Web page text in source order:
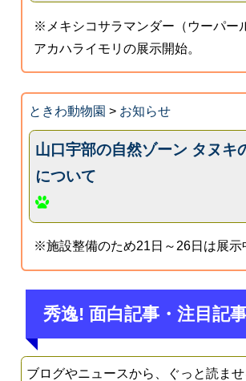
※メキシコサラマンダー（ウーパー
アカハライモリの展示開始。
ときわ動物園 > お知らせ
山口宇部の自然ゾーン タヌキ
について
※施設整備のため21日～26日は展示
秀逸! 面白記事・注目記
ブログやニュースから、ぐっと読ま